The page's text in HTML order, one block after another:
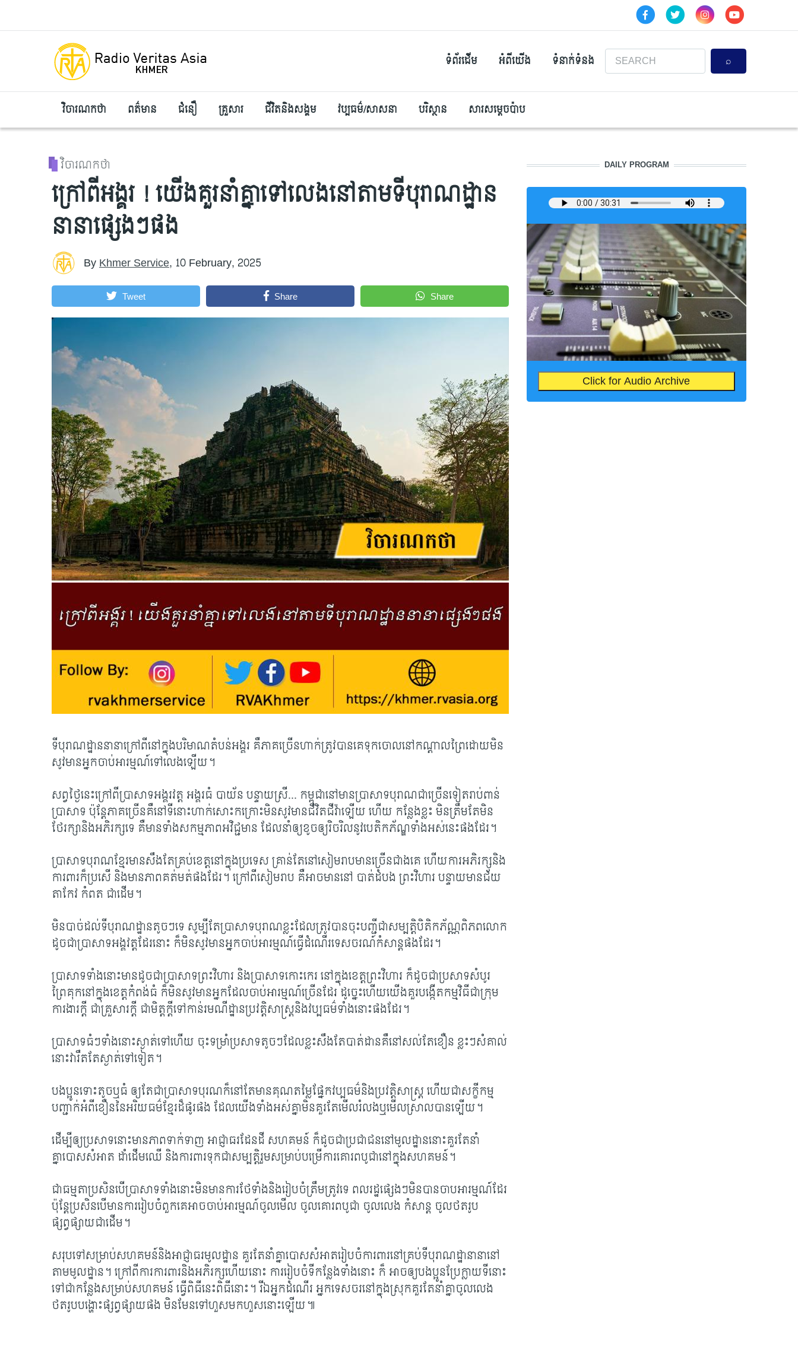
ទំព័រដើម អំពីយើង ទំនាក់ទំនង Search
វិចារណកថា ពត៌មាន ជំនឿ គ្រួសារ ជីវិតនិងសង្គម វប្បធម៌/សាសនា បរិស្ថាន សារសម្តេចប៉ាប
វិចារណកថា
ក្រៅពីអង្គរ ! យើងគួរនាំគ្នាទៅលេងនៅតាមទីបុរាណដ្ឋាន
នានាផ្សេងៗផង
ByKhmer Service, 10 February, 2025
Tweet Share Share
ទីបុរាណដ្ឋាននានាក្រៅពីនៅក្នុងបរិមាណតំបន់អង្គរ គឺភាគច្រើនហាក់ត្រូវបានគេទុកចោលនៅកណ្តាល​ព្រៃដោយមិន
សូវមានអ្នកចាប់អារម្មណ៍ទៅលេងឡើយ។
សព្វថ្ងៃនេះក្រៅពី​ប្រាសាទអង្គរវត្ត អង្គរធំ បាយ័ន បន្ទាយស្រី​... កម្ពុជានៅមានប្រាសាទបុរាណជាច្រើនទៀតរាប់ពាន់
ប្រាសាទ ប៉ុន្តែភាគច្រើនគឺនៅទីនោះហាក់សោះកក្រោះមិនសូវមានជីវិតជីវ៉ាឡើយ ហើយ កន្លែងខ្លះ មិនត្រឹមតែមិន​
ថែរក្សានិងអភិរក្សទេ គឺមានទាំងសកម្មភាពអវិជ្ជមាន ដែលនាំឲ្យខូចឲ្យរិចរិលនូវបេតិកភ័ណ្ឌទាំងអស់នេះផងដែរ។​
បា្រសាទបុរាណខ្មែរមានសឹងតែគ្រប់ខេត្តនៅក្នុងប្រទេស គ្រាន់តែនៅសៀមរាបមានច្រើនជាងគេ ហើយការអភិរក្សនិង
ការពារក៏ប្រសើ និង​​មានភាពគត់មត់ផងដែរ។ ក្រៅពីសៀមរាប គឺអាចមាននៅ បាត់ដំបង ព្រះវិហារ បន្ទាយមានជ័យ
តាកែវ កំពត ជាដើម។
មិនបាច់ដល់ទីបុរាណដ្ឋានតូចៗទេ សូម្បីតែប្រាសាទបុរាណខ្លះដែលត្រូវបានចុះបញ្ជីជាសម្បត្តិបិតិកភ័ណ្ណពិភពលោក
ដូចជាប្រាសាទអង្គវត្តដែរនោះ ក៏មិនសូវមានអ្នកចាប់អារម្មណ៍ធ្វើដំណើរទេសចរណ៍កំសាន្តផងដែរ។
ប្រាសាទទាំងនោះមានដូចជាប្រាសាទព្រះវិហារ និង​ប្រាសាទកោះកេរ នៅក្នុងខេត្តព្រះវិហារ ក៏ដូចជាប្រសាទសំបូរ
ព្រៃគុកនៅក្នុងខេត្តកំពង់ធំ ក៏មិនសូវមានអ្នកដែលចាប់អារម្មណ៍ច្រើនដែរ ដូច្នេះហើយយើងគួរបង្កើតកម្មវិធីជាក្រុម
ការងារក្តី ជាគ្រួសារក្តី ជាមិត្តក្តីទៅកាន់រមណីដ្ឋានប្រវត្តិសាស្រ្តនិងវប្បធម៌ទាំងនោះផងដែរ។
ប្រាសាទធំៗទាំងនោះស្ងាត់ទៅហើយ ចុះទម្រាំប្រសាទតូចៗដែលខ្លះសឹងតែបាត់ដានគឺនៅសល់តែខឿន ខ្លះៗសំគាល់
នោះវារឹតតែស្ងាត់​ទៅទៀត។
បងប្អូនទោះតូចឬធំ ឲ្យតែជាប្រាសាទបុរណក៏នៅតែមានគុណតម្លៃផ្នែកវប្បធម៌និងប្រវត្តិសាស្រ្ត ហើយជាសក្ខីកម្ម
បញ្ជាក់អំពីខឿននៃអរិយធម៌ខ្មែរដ៏ផូរផង ដែលយើងទាំងអស់គ្នាមិនគួរតែមើលរំលងឬមើលស្រាលបានឡើយ។​
ដើម្បីឲ្យប្រសាទនោះមានភាពទាក់ទាញ អាជ្ញាធរដែនដី សហគមន៍ ក៏ដូចជាប្រជាជននៅមូលដ្ឋាននោះគួរតែនាំ
គ្នាបោសសំអាត ដាំដើមឈើ និងការពារទុកជាសម្បត្តិរួមសម្រាប់បម្រើការគោរពបូជានៅក្នុងសហគមន៍។
ជាធម្មតាប្រសិនបើប្រាសាទទាំងនោះមិនមានការថែទាំងនិងរៀបចំត្រឹមត្រូវទេ ពលរដ្ឋផ្សេងៗមិនបានចាបអារម្មណ៍ដែរ
ប៉ុន្តែប្រសិនបើមានការរៀបចំពួកគេអាចចាប់អារម្មណ៍ចូលមើល ចូលគោរពបូជា ចូលលេង កំសាន្ត ចូលថតរូប
ផ្សព្វផ្សាយជាដើម​។
សរុបទៅសម្រាប់សហគមន៍និងអាជ្ញាធរមូលដ្ឋាន គួរតែនាំគ្នាបោសសំអាតរៀបចំការពារនៅគ្រប់ទីបុរាណដ្ឋានានានៅ
តាមមូលដ្ឋាន។ ក្រៅពីការការពារនិងអភិរក្សហើយនោះ ការរៀបចំទីកន្លែងទាំងនោះ ក៏ អាចឲ្យបងប្អូនប្រែក្លាយទីនោះ
ទៅជាកន្លែងសម្រាប់សហគមន៍ ធ្វើពិធីនេះពិធីនោះ។ ​រីឯអ្នកដំណើរ អ្នកទេសចរនៅក្នុងស្រុកគួរតែនាំគ្នាចូលលេង
ថតរូបបង្ហោះផ្សព្វផ្សាយផង មិនមែនទៅហួសមកហួសនោះឡើយ៕
DAILY PROGRAM
Click for Audio Archive